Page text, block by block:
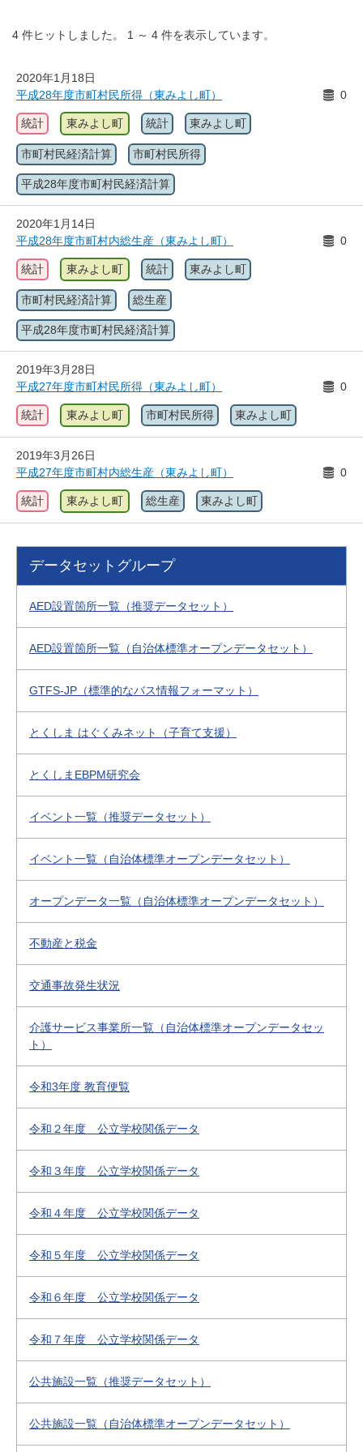
4 件ヒットしました。 1 ～ 4 件を表示しています。
2020年1月18日
平成28年度市町村民所得（東みよし町）
0
統計 東みよし町 統計 東みよし町
市町村民経済計算 市町村民所得
平成28年度市町村民経済計算
2020年1月14日
平成28年度市町村内総生産（東みよし町）
0
統計 東みよし町 統計 東みよし町
市町村民経済計算 総生産
平成28年度市町村民経済計算
2019年3月28日
平成27年度市町村民所得（東みよし町）
0
統計 東みよし町 市町村民所得 東みよし町
2019年3月26日
平成27年度市町村内総生産（東みよし町）
0
統計 東みよし町 総生産 東みよし町
データセットグループ
AED設置箇所一覧（推奨データセット）
AED設置箇所一覧（自治体標準オープンデータセット）
GTFS-JP（標準的なバス情報フォーマット）
とくしま はぐくみネット（子育て支援）
とくしまEBPM研究会
イベント一覧（推奨データセット）
イベント一覧（自治体標準オープンデータセット）
オープンデータ一覧（自治体標準オープンデータセット）
不動産と税金
交通事故発生状況
介護サービス事業所一覧（自治体標準オープンデータセッ
ト）
令和3年度 教育便覧
令和２年度 公立学校関係データ
令和３年度 公立学校関係データ
令和４年度 公立学校関係データ
令和５年度 公立学校関係データ
令和６年度 公立学校関係データ
令和７年度 公立学校関係データ
公共施設一覧（推奨データセット）
公共施設一覧（自治体標準オープンデータセット）